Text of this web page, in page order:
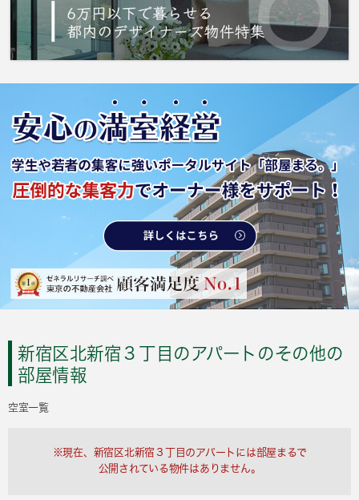
す。
新宿区北新宿３丁目のアパートのその他の
部屋情報
空室一覧
※現在、新宿区北新宿３丁目のアパートには部屋まるで
公開されている物件はありません。